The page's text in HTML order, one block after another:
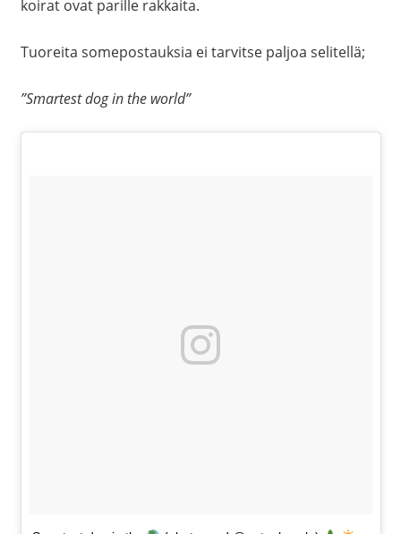
koirat ovat parille rakkaita.
Tuoreita somepostauksia ei tarvitse paljoa selitellä;
”Smartest dog in the world”